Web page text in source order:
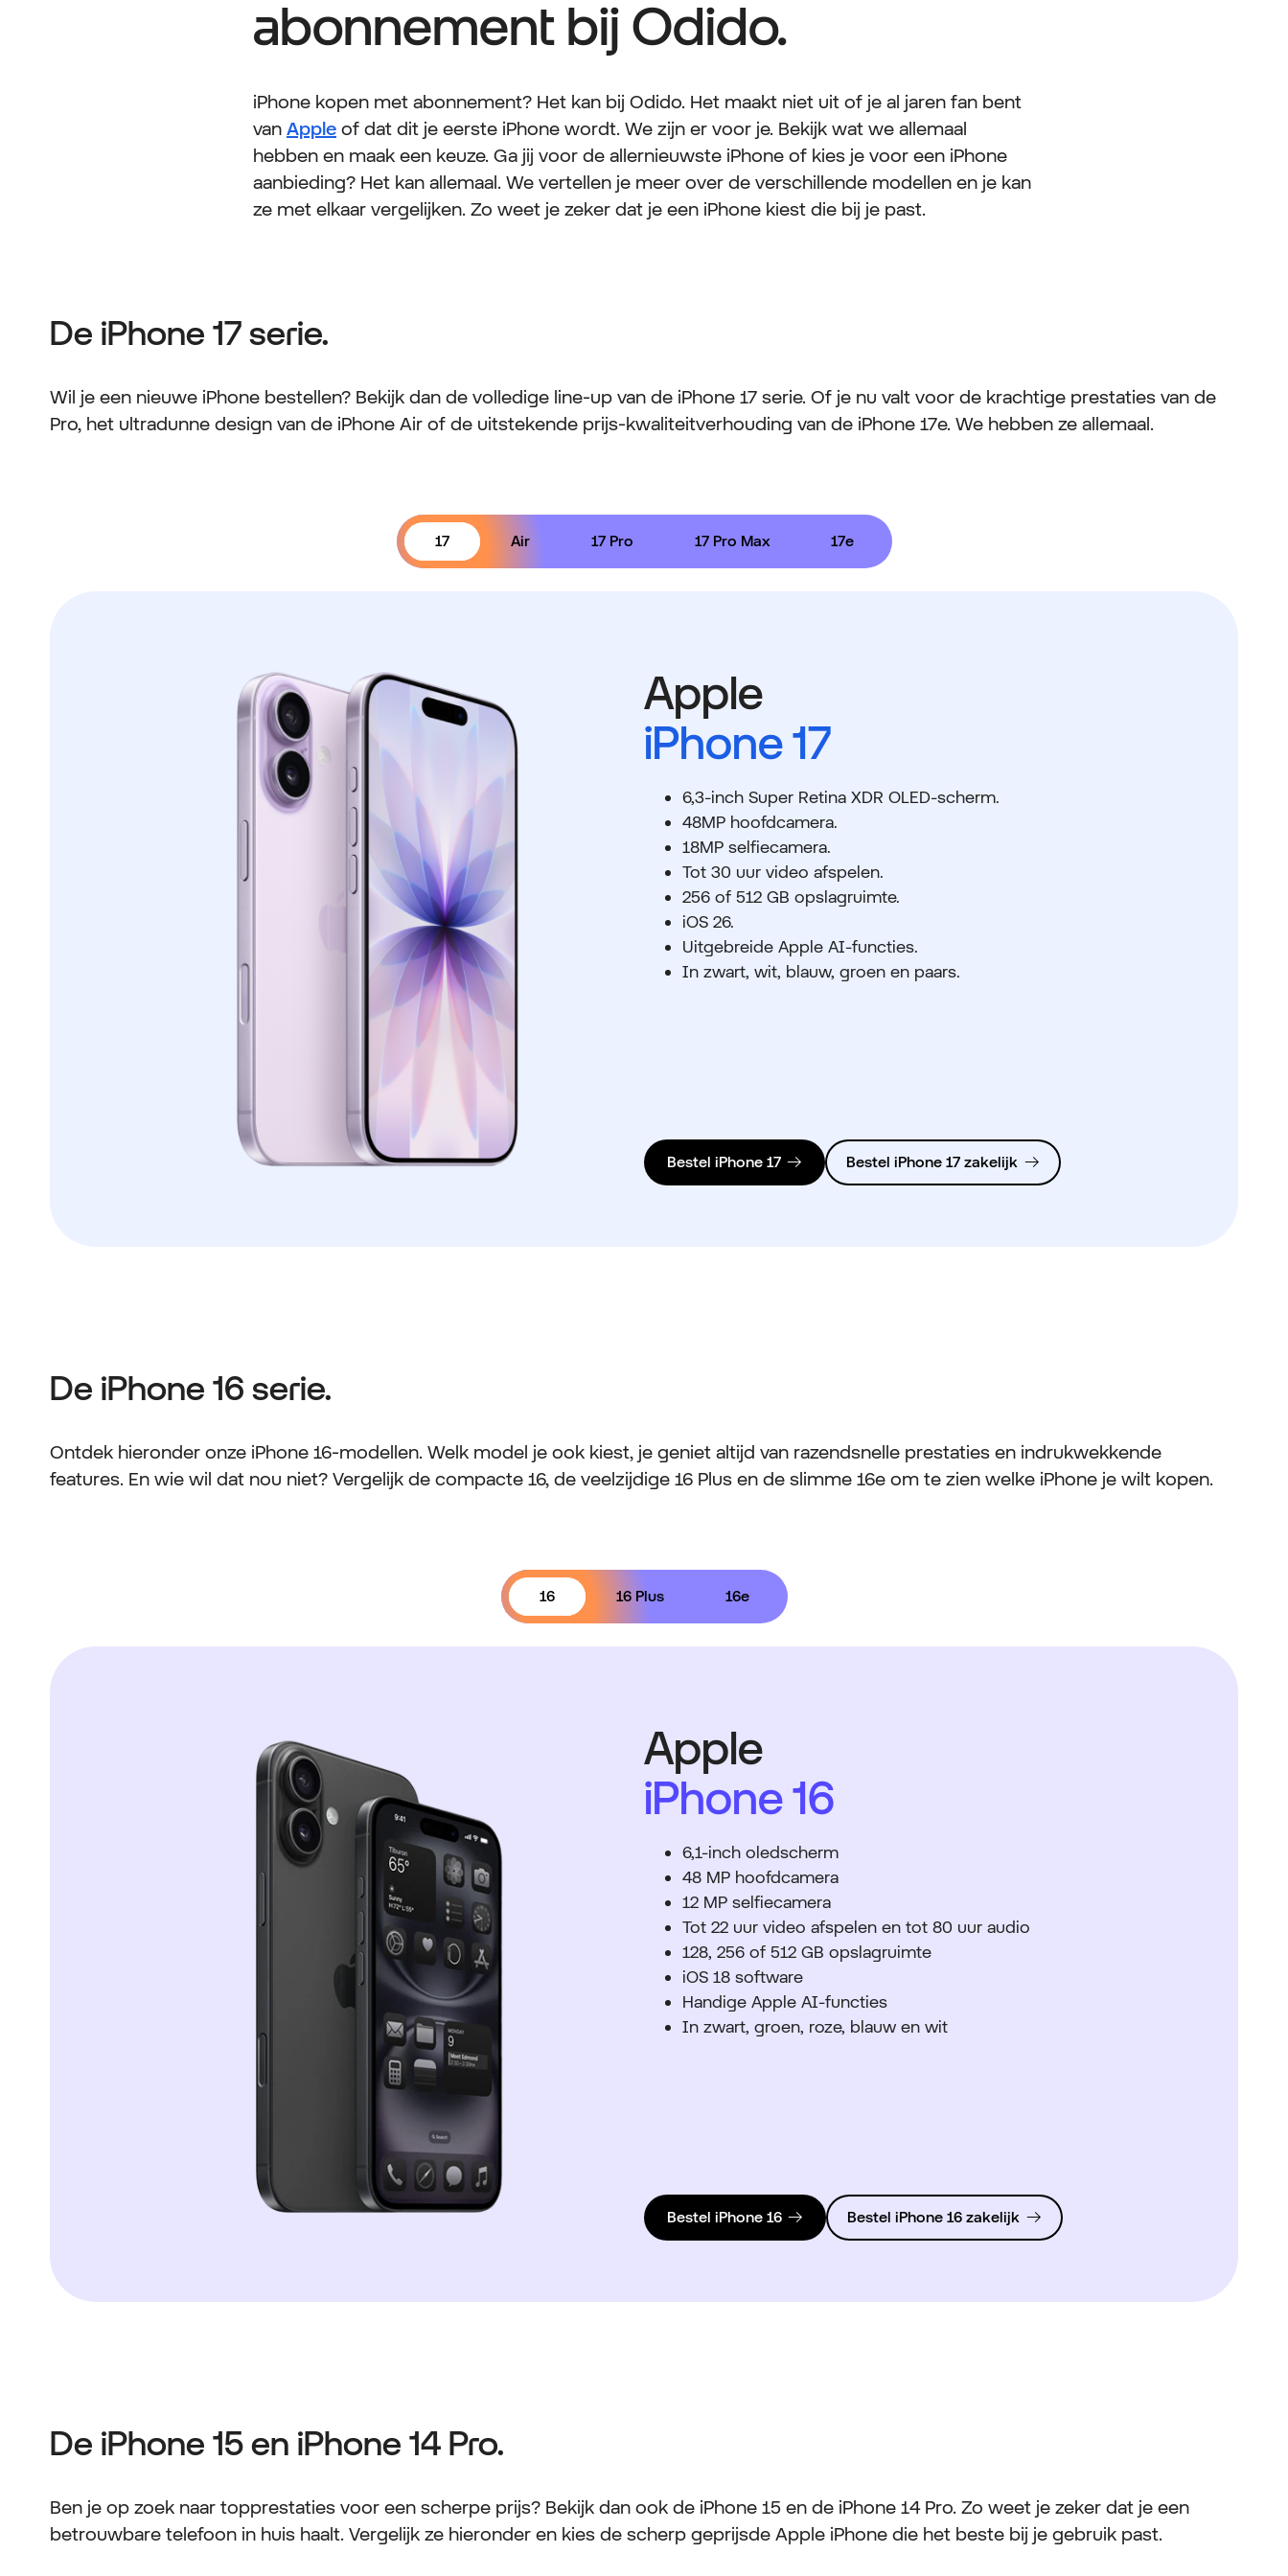
abonnement bij Odido.
iPhone kopen met abonnement? Het kan bij Odido. Het maakt niet uit of je al jaren fan bent
van Apple of dat dit je eerste iPhone wordt. We zijn er voor je. Bekijk wat we allemaal
hebben en maak een keuze. Ga jij voor de allernieuwste iPhone of kies je voor een iPhone
aanbieding? Het kan allemaal. We vertellen je meer over de verschillende modellen en je kan
ze met elkaar vergelijken. Zo weet je zeker dat je een iPhone kiest die bij je past.
De iPhone 17 serie.
Wil je een nieuwe iPhone bestellen? Bekijk dan de volledige line-up van de iPhone 17 serie. Of je nu valt voor de krachtige prestaties van de
Pro, het ultradunne design van de iPhone Air of de uitstekende prijs-kwaliteitverhouding van de iPhone 17e. We hebben ze allemaal.
17 Air 17 Pro 17 Pro Max 17e
Apple
iPhone 17
6,3-inch Super Retina XDR OLED-scherm.
48MP hoofdcamera.
18MP selfiecamera.
Tot 30 uur video afspelen.
256 of 512 GB opslagruimte.
iOS 26.
Uitgebreide Apple AI-functies.
In zwart, wit, blauw, groen en paars.
Bestel iPhone 17 Bestel iPhone 17 zakelijk
De iPhone 16 serie.
Ontdek hieronder onze iPhone 16-modellen. Welk model je ook kiest, je geniet altijd van razendsnelle prestaties en indrukwekkende
features. En wie wil dat nou niet? Vergelijk de compacte 16, de veelzijdige 16 Plus en de slimme 16e om te zien welke iPhone je wilt kopen.
16 16 Plus 16e
Apple
iPhone 16
6,1-inch oledscherm
48 MP hoofdcamera
12 MP selfiecamera
Tot 22 uur video afspelen en tot 80 uur audio
128, 256 of 512 GB opslagruimte
iOS 18 software
Handige Apple AI-functies
In zwart, groen, roze, blauw en wit
Bestel iPhone 16 Bestel iPhone 16 zakelijk
De iPhone 15 en iPhone 14 Pro.
Ben je op zoek naar topprestaties voor een scherpe prijs? Bekijk dan ook de iPhone 15 en de iPhone 14 Pro. Zo weet je zeker dat je een
betrouwbare telefoon in huis haalt. Vergelijk ze hieronder en kies de scherp geprijsde Apple iPhone die het beste bij je gebruik past.